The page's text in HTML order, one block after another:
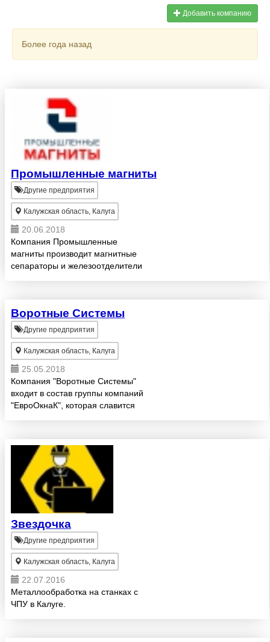
Добавить компанию
Более года назад
Промышленные магниты
Другие предприятия
Калужская область, Калуга
20.06.2018
Компания Промышленные
магниты производит магнитные
сепараторы и железоотделители
всей России и ближнему
зарубежью установлены наши
сепаратор...
Воротные Системы
Другие предприятия
Калужская область, Калуга
25.05.2018
Компания "Воротные Системы"
входит в состав группы компаний
"ЕвроОкнаК", которая славится
системы занимаются установкой
ворот в Калуге более 17 лет. Мы
явля...
Звездочка
Другие предприятия
Калужская область, Калуга
22.07.2016
Металлообработка на станках с
ЧПУ в Калуге.